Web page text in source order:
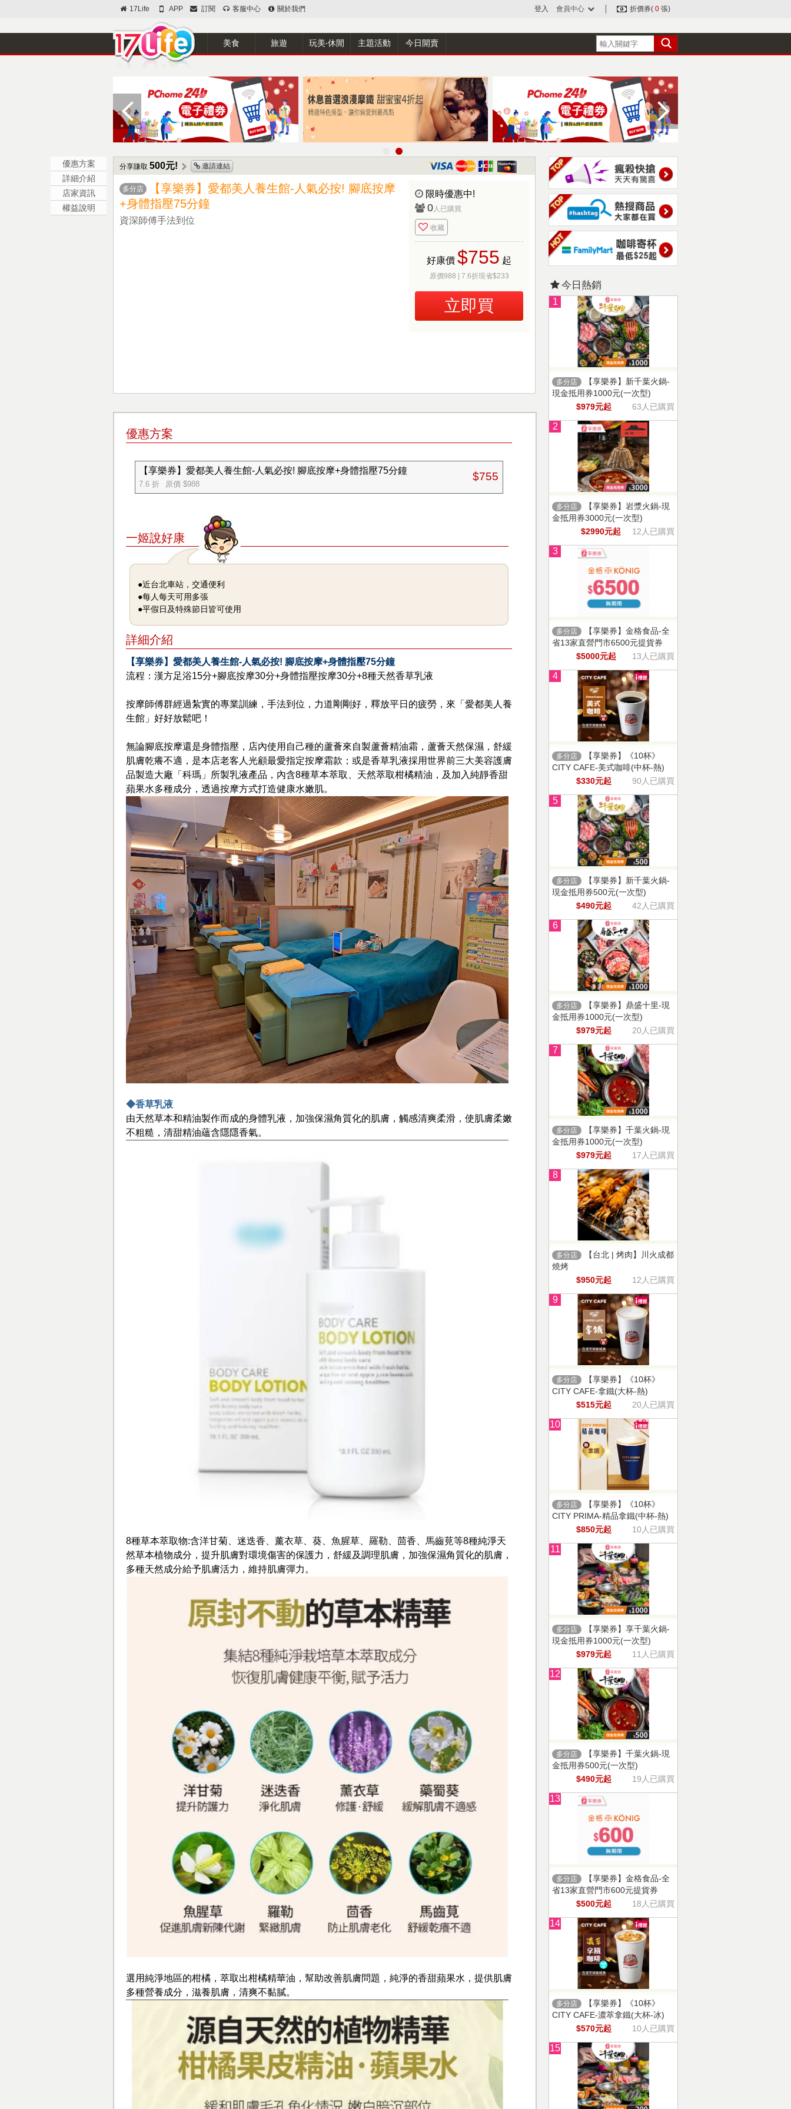
17Life APP 訂閱 客服中心 關於我們 登入 會員中心 折價券( 0 張)
美食 旅遊 玩美‧休閒 主題活動 今日開賣
優惠方案
詳細介紹
店家資訊
權益說明
分享賺取 500元! 邀請連結
多分店
【享樂券】愛都美人養生館-人氣必按! 腳底按摩
+身體指壓75分鐘
資深師傅手法到位
限時優惠中!
0人已購買
收藏
好康價 $755 起
原價988 | 7.6折現省$233
立即買
優惠方案
【享樂券】愛都美人養生館-人氣必按! 腳底按摩+身體指壓75分鐘
7.6 折 原價 $988
$755
一姬說好康
●近台北車站，交通便利
●每人每天可用多張
●平假日及特殊節日皆可使用
詳細介紹
【享樂券】愛都美人養生館-人氣必按! 腳底按摩+身體指壓75分鐘
流程：漢方足浴15分+腳底按摩30分+身體指壓按摩30分+8種天然香草乳液
按摩師傅群經過紮實的專業訓練，手法到位，力道剛剛好，釋放平日的疲勞，來「愛都美人養
生館」好好放鬆吧！
無論腳底按摩還是身體指壓，店內使用自己種的蘆薈來自製蘆薈精油霜，蘆薈天然保濕，舒緩
肌膚乾癢不適，是本店老客人光顧最愛指定按摩霜款；或是香草乳液採用世界前三大美容護膚
品製造大廠「科瑪」所製乳液產品，內含8種草本萃取、天然萃取柑橘精油，及加入純靜香甜
蘋果水多種成分，透過按摩方式打造健康水嫩肌。
◆香草乳液
由天然草本和精油製作而成的身體乳液，加強保濕角質化的肌膚，觸感清爽柔滑，使肌膚柔嫩
不粗糙，清甜精油蘊含隱隱香氣。
8種草本萃取物:含洋甘菊、迷迭香、薰衣草、葵、魚腥草、羅勒、茴香、馬齒莧等8種純淨天
然草本植物成分，提升肌膚對環境傷害的保護力，舒緩及調理肌膚，加強保濕角質化的肌膚，
多種天然成分給予肌膚活力，維持肌膚彈力。
選用純淨地區的柑橘，萃取出柑橘精華油，幫助改善肌膚問題，純淨的香甜蘋果水，提供肌膚
多種營養成分，滋養肌膚，清爽不黏膩。
今日熱銷
1
多分店
【享樂券】新千葉火鍋-
現金抵用券1000元(一次型)
$979元起
63人已購買
2
多分店
【享樂券】岩漿火鍋-現
金抵用券3000元(一次型)
$2990元起
12人已購買
3
多分店
【享樂券】金格食品-全
省13家直營門市6500元提貨券
$5000元起
13人已購買
4
多分店
【享樂券】《10杯》
CITY CAFE-美式咖啡(中杯-熱)
$330元起
90人已購買
5
多分店
【享樂券】新千葉火鍋-
現金抵用券500元(一次型)
$490元起
42人已購買
6
多分店
【享樂券】鼎盛十里-現
金抵用券1000元(一次型)
$979元起
20人已購買
7
多分店
【享樂券】千葉火鍋-現
金抵用券1000元(一次型)
$979元起
17人已購買
8
多分店
【台北 | 烤肉】川火成都
燒烤
$950元起
12人已購買
9
多分店
【享樂券】《10杯》
CITY CAFE-拿鐵(大杯-熱)
$515元起
20人已購買
10
多分店
【享樂券】《10杯》
CITY PRIMA-精品拿鐵(中杯-熱)
$850元起
10人已購買
11
多分店
【享樂券】享千葉火鍋-
現金抵用券1000元(一次型)
$979元起
11人已購買
12
多分店
【享樂券】千葉火鍋-現
金抵用券500元(一次型)
$490元起
19人已購買
13
多分店
【享樂券】金格食品-全
省13家直營門市600元提貨券
$500元起
18人已購買
14
多分店
【享樂券】《10杯》
CITY CAFE-濃萃拿鐵(大杯-冰)
$570元起
10人已購買
15